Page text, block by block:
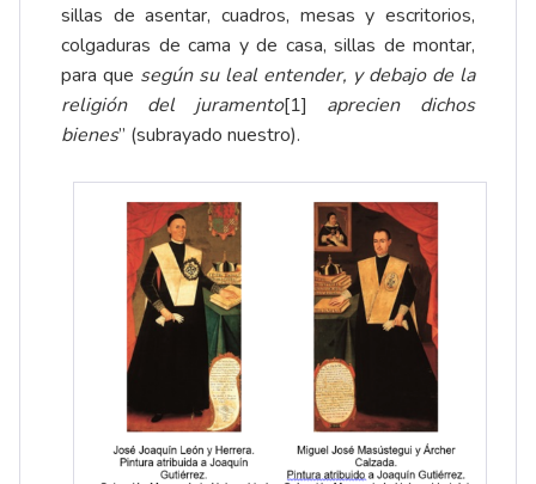
sillas de asentar, cuadros, mesas y escritorios,
colgaduras de cama y de casa, sillas de montar,
para que según su leal entender, y debajo de la
religión del juramento[1] aprecien dichos
bienes” (subrayado nuestro).